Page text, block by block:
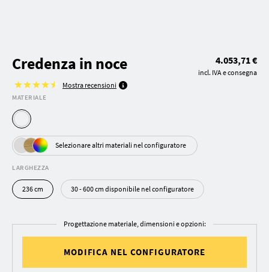
Credenza in noce
Mostra recensioni
4.053,71 €
incl. IVA e consegna
MATERIALE
Selezionare altri materiali nel configuratore
LARGHEZZA
236 cm 30 - 600 cm disponibile nel configuratore
Progettazione materiale, dimensioni e opzioni:
MODIFICA NEL CONFIGURATORE